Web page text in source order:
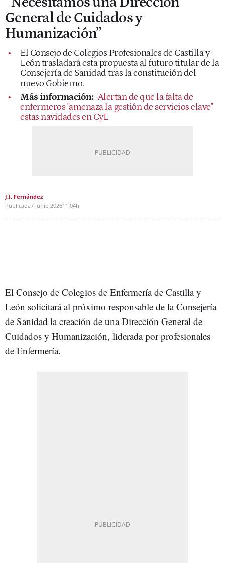
General de Cuidados y
Humanización”
El Consejo de Colegios Profesionales de Castilla y
León trasladará esta propuesta al futuro titular de la
Consejería de Sanidad tras la constitución del
nuevo Gobierno.
Más información: Alertan de que la falta de
enfermeros "amenaza la gestión de servicios clave"
estas navidades en CyL
J.I. Fernández
Publicada7 junio 202611:04h
El Consejo de Colegios de Enfermería de Castilla y
León solicitará al próximo responsable de la Consejería
de Sanidad la creación de una Dirección General de
Cuidados y Humanización, liderada por profesionales
de Enfermería.